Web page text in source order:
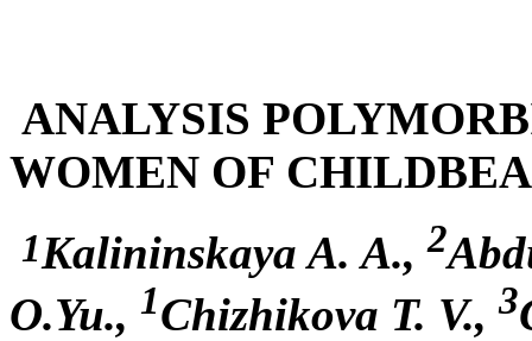
ANALYSIS
WOMEN OF
1Kalininskaya A. A.,2
O.Yu., 1Chizhikova T. V.,3